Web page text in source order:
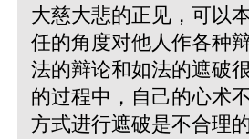
大慈大悲的正见，可以
任的角度对他人作各种
法的辩论和如法的遮破
的过程中，自己的心术
方式进行遮破是不合理